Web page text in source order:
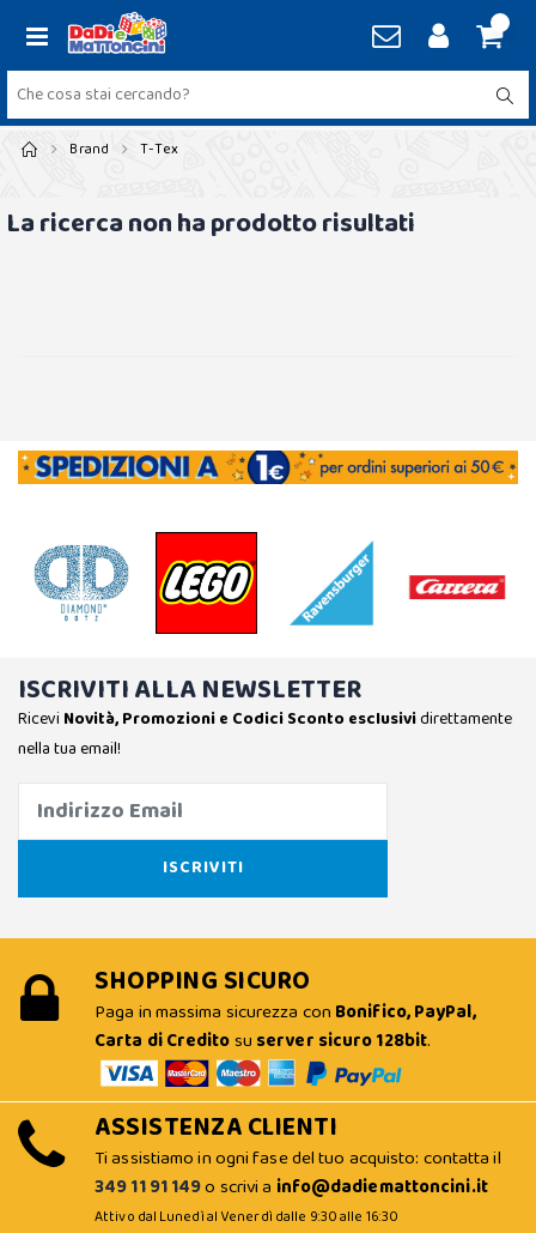
Brand T-Tex
La ricerca non ha prodotto risultati
ISCRIVITI ALLA NEWSLETTER
Ricevi Novità, Promozioni e Codici Sconto esclusividirettamente
nella tua email!
SHOPPING SICURO
Paga in massima sicurezza con Bonifico, PayPal,
Carta di Creditosu server sicuro 128bit.
ASSISTENZA CLIENTI
Ti assistiamo in ogni fase del tuo acquisto: contatta il
349 11 91 149o scrivi a info@dadiemattoncini.it
Attivo dal Lunedì al Venerdì dalle 9:30 alle 16:30